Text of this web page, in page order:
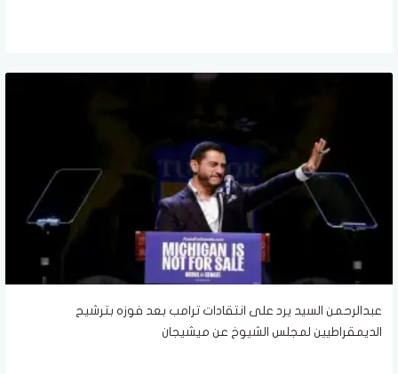
عبدالرحمن السيد يرد على انتقادات ترامب بعد فوزه بترشيح
الديمقراطيين لمجلس الشيوخ عن ميشيجان